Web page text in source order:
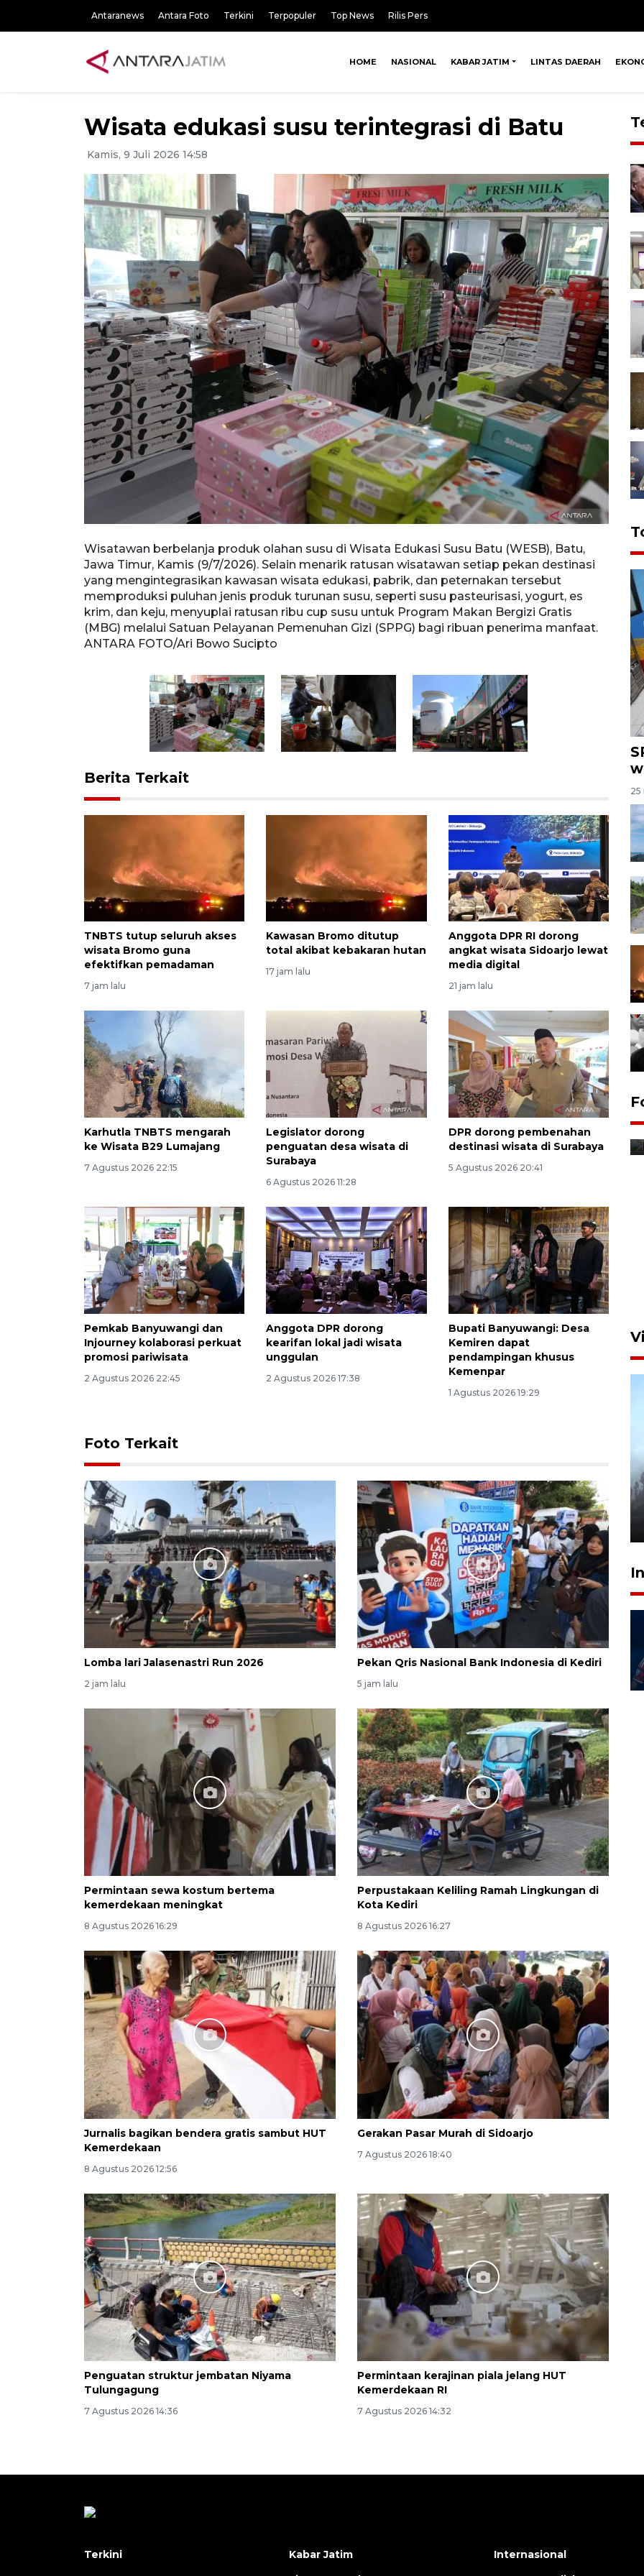
Antaranews Antara Foto Terkini Terpopuler Top News Rilis Pers
HOME NASIONAL KABAR JATIM LINTAS DAERAH
Wisata edukasi susu terintegrasi di Batu
Kamis, 9 Juli 2026 14:58
Wisatawan berbelanja produk olahan susu di Wisata Edukasi Susu Batu (WESB), Batu,
Jawa Timur, Kamis (9/7/2026). Selain menarik ratusan wisatawan setiap pekan destinasi
yang mengintegrasikan kawasan wisata edukasi, pabrik, dan peternakan tersebut
memproduksi puluhan jenis produk turunan susu, seperti susu pasteurisasi, yogurt, es
krim, dan keju, menyuplai ratusan ribu cup susu untuk Program Makan Bergizi Gratis
(MBG) melalui Satuan Pelayanan Pemenuhan Gizi (SPPG) bagi ribuan penerima manfaat.
ANTARA FOTO/Ari Bowo Sucipto
Berita Terkait
TNBTS tutup seluruh akses
wisata Bromo guna
efektifkan pemadaman
7 jam lalu
Kawasan Bromo ditutup
total akibat kebakaran hutan
17 jam lalu
Anggota DPR RI dorong
angkat wisata Sidoarjo lewat
media digital
21 jam lalu
Karhutla TNBTS mengarah
ke Wisata B29 Lumajang
7 Agustus 2026 22:15
Legislator dorong
penguatan desa wisata di
Surabaya
6 Agustus 2026 11:28
DPR dorong pembenahan
destinasi wisata di Surabaya
5 Agustus 2026 20:41
Pemkab Banyuwangi dan
Injourney kolaborasi perkuat
promosi pariwisata
2 Agustus 2026 22:45
Anggota DPR dorong
kearifan lokal jadi wisata
unggulan
2 Agustus 2026 17:38
Bupati Banyuwangi: Desa
Kemiren dapat
pendampingan khusus
Kemenpar
1 Agustus 2026 19:29
Foto Terkait
Lomba lari Jalasenastri Run 2026
2 jam lalu
Pekan Qris Nasional Bank Indonesia di Kediri
5 jam lalu
Permintaan sewa kostum bertema
kemerdekaan meningkat
8 Agustus 2026 16:29
Perpustakaan Keliling Ramah Lingkungan di
Kota Kediri
8 Agustus 2026 16:27
Jurnalis bagikan bendera gratis sambut HUT
Kemerdekaan
8 Agustus 2026 12:56
Gerakan Pasar Murah di Sidoarjo
7 Agustus 2026 18:40
Penguatan struktur jembatan Niyama
Tulungagung
7 Agustus 2026 14:36
Permintaan kerajinan piala jelang HUT
Kemerdekaan RI
7 Agustus 2026 14:32
25
Jurnalis bagikan bendera
gratis sambut HUT
Kemerdekaan
8 Agustus 2026 12:56
Water Spray" bantu padamkan
kebakaran Bromo
6 Agustus 2026 18:23
Layanan haji Indonesia
semakin memuaskan
2026-08-08 15:00:00
Terkini
Kabar Jatim
Internasional